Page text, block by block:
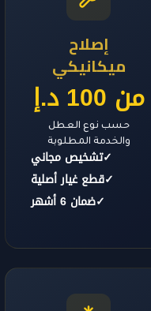
إصلاح
ميكانيكي
من 100 د.إ
حسب نوع العطل
والخدمة المطلوبة
✓تشخيص مجاني
✓قطع غيار أصلية
✓ضمان 6 أشهر